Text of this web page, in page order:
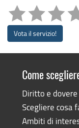
Vota il servizio!
Come
Diritto e
Scegliere cosa
Ambiti di